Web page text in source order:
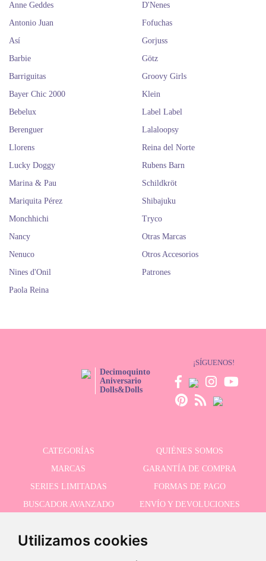
Utilizamos cookies
Anne Geddes
Antonio Juan
Así
Barbie
Barriguitas
Bayer Chic 2000
Bebelux
Berenguer
D'Nenes
Fofuchas
Gorjuss
Götz
Groovy Girls
Klein
Label Label
Lalaloopsy
Llorens
Lucky Doggy
Marina & Pau
Mariquita Pérez
Monchhichi
Nancy
Nenuco
Nines d'Onil
Paola Reina
Reina del Norte
Rubens Barn
Schildkröt
Shibajuku
Tryco
Otras Marcas
Otros Accesorios
Patrones
Decimoquinto
Aniversario
Dolls&Dolls
¡SÍGUENOS!
CATEGORÍAS
QUIÉNES SOMOS
MARCAS
GARANTÍA DE COMPRA
SERIES LIMITADAS
FORMAS DE PAGO
BUSCADOR AVANZADO
ENVÍO Y DEVOLUCIONES